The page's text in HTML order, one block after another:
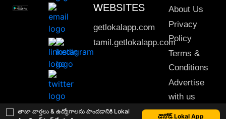
తాజా వార్తలు & ఉద్యోగాలను పొందడానికి Lokal
డౌన్లోడ్ Lokal App
WEBSITES
getlokalapp.com
tamil.getlokalapp.com
About Us
Privacy
Policy
Terms &
Conditions
Advertise
with us
Sitemap